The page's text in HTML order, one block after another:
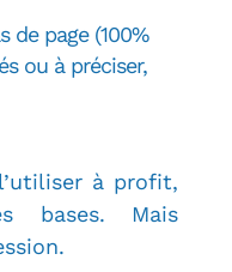
de page (100%
ou à préciser,
à profit,
bases. Mais